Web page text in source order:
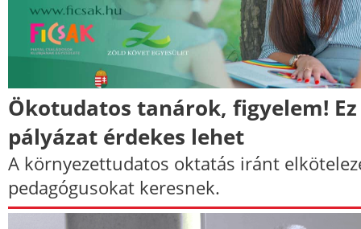
Ökotudatos tanárok, figyelem!
pályázat érdekes lehet
A környezettudatos oktatás iránt
pedagógusokat keresnek.